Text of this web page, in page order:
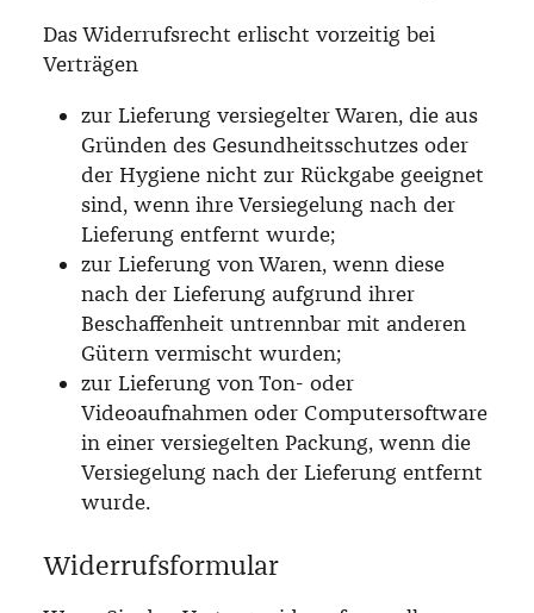
Das Widerrufsrecht erlischt vorzeitig bei
Verträgen
zur Lieferung versiegelter Waren, die aus
Gründen des Gesundheitsschutzes oder
der Hygiene nicht zur Rückgabe geeignet
sind, wenn ihre Versiegelung nach der
Lieferung entfernt wurde;
zur Lieferung von Waren, wenn diese
nach der Lieferung aufgrund ihrer
Beschaffenheit untrennbar mit anderen
Gütern vermischt wurden;
zur Lieferung von Ton- oder
Videoaufnahmen oder Computersoftware
in einer versiegelten Packung, wenn die
Versiegelung nach der Lieferung entfernt
wurde.
Widerrufsformular